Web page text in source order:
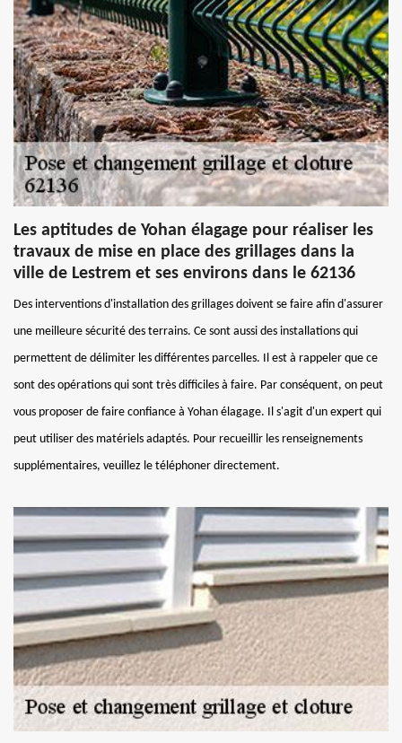
Les aptitudes de Yohan élagage pour réaliser les
travaux de mise en place des grillages dans la
ville de Lestrem et ses environs dans le 62136
Des interventions d'installation des grillages doivent se faire afin d'assurer
une meilleure sécurité des terrains. Ce sont aussi des installations qui
permettent de délimiter les différentes parcelles. Il est à rappeler que ce
sont des opérations qui sont très difficiles à faire. Par conséquent, on peut
vous proposer de faire confiance à Yohan élagage. Il s'agit d'un expert qui
peut utiliser des matériels adaptés. Pour recueillir les renseignements
supplémentaires, veuillez le téléphoner directement.